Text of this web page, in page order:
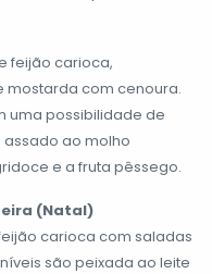
feijão carioca,
com cenoura.
uma possibilidade de
ao molho
e a fruta pêssego.
(Natal)
carioca com saladas
são peixada ao leite